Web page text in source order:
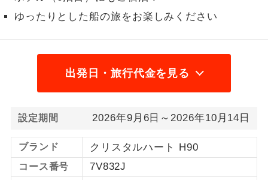
ゆったりとした船の旅をお楽しみください
出発日・旅行代金を見る
設定期間 2026年9月6日～2026年10月14日
ブランド クリスタルハート H90
コース番号 7V832J
1名様催行
す。
2名様催行
2名様から出発可能な個人型プランで
おひとり様参
おひとり様限定でご参加いただけるコー
スです。
1名様1室同代
1名様1室利用でも追加料金がかからない
ご夫婦限定
ご夫婦限定でご参加いただけるコースで